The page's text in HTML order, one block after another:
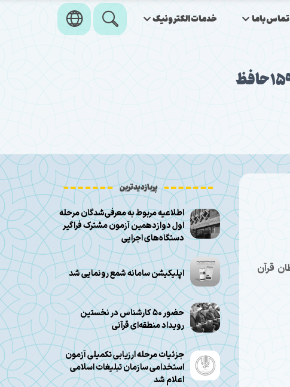
تماس‌باما خدمات‌الکترونیک
مرحله اول آزمون کتبی حافظان قرآن کریم باحضور ۱۵۹ حافظ
قرآن
پربازدیدترین
اطلاعیه مربوط به معرفی‌شدگان مرحله
اول دوازدهمین آزمون مشترک فراگیر
دستگاه‌های اجرایی
اپلیکیشن سامانه شمع رونمایی شد
حضور ۵۰ کارشناس در نخستین
رویداد منطقه‌ای قرآنی
جزئیات مرحله ارزیابی تکمیلی آزمون
استخدامی سازمان تبلیغات اسلامی
اعلام شد